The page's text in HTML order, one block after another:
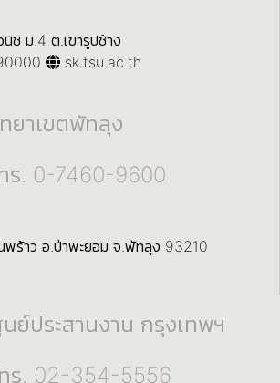
ช ม.4 ต.เขารูปช้าง
sk.tsu.ac.th
ยาเขตพัทลุง
ร. 0-7460-9600
ร้าว อ.ป่าพะยอม จ.พัทลุง 93210
ย์ประสานงาน กรุงเทพฯ
ร. 02-354-5556